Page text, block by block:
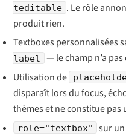
teditable . Le rôle
produit rien.
Textboxes personnalisées
label
— le champ n’a
Utilisation de
disparaît lors du focus,
thèmes et ne constitue pas
role="textbox" sur un